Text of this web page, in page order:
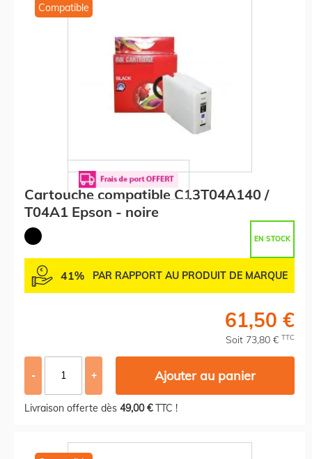
Compatible
Cartouche compatible C13T04A140 /
T04A1 Epson - noire
EN STOCK
41% PAR RAPPORT AU PRODUIT DE MARQUE
61,50 €
Soit 73,80 € TTC
- + Ajouter au panier
Livraison offerte dès 49,00 €TTC !